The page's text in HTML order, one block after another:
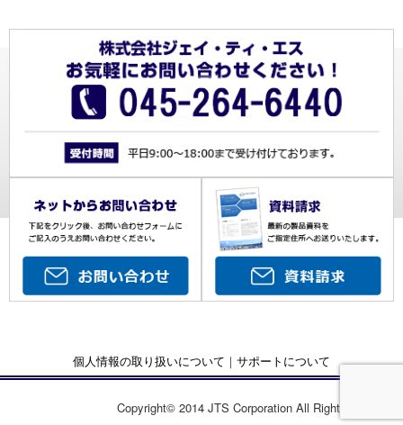
個人情報の取り扱いについて ｜ サポートについて
Copyright© 2014 JTS Corporation All Rights Reserved.